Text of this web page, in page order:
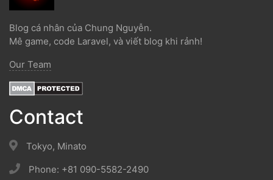
Blog cá nhân của Chung Nguyễn.
Mê game, code Laravel, và viết blog khi rảnh!
Our Team
Contact
Tokyo, Minato
Phone: +81 090-5582-2490